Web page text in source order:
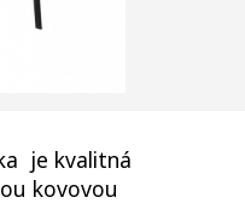
je kvalitná
kovovou